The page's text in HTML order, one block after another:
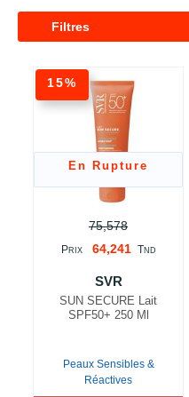
Filtres
En Rupture
15%
75,578
PRIX 64,241 TND
SVR
SUN SECURE Lait
SPF50+ 250 Ml
Peaux Sensibles &
Réactives